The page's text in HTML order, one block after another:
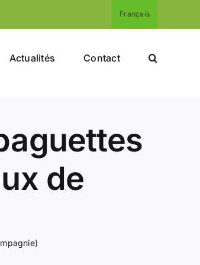
Français
Actualités Contact
de